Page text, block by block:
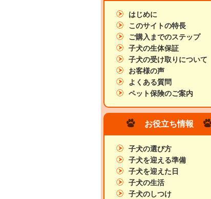
はじめに
このサイトの特長
ご購入までのステップ
子犬の生体保証
子犬の受け取りについて
お客様の声
よくある質問
ペット保険のご案内
お役立ち情報
子犬の選び方
子犬を迎える準備
子犬を迎えた日
子犬の生活
子犬のしつけ